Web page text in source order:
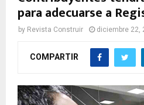
para adecuarse a
by Revista Construir diciembre 22,
COMPARTIR